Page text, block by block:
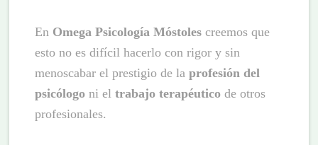
En Omega Psicología Móstoles creemos que
esto no es difícil hacerlo con rigor y sin
menoscabar el prestigio de laprofesión del
psicólogo ni eltrabajo terapéutico de otros
profesionales.